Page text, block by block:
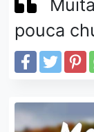
pouca